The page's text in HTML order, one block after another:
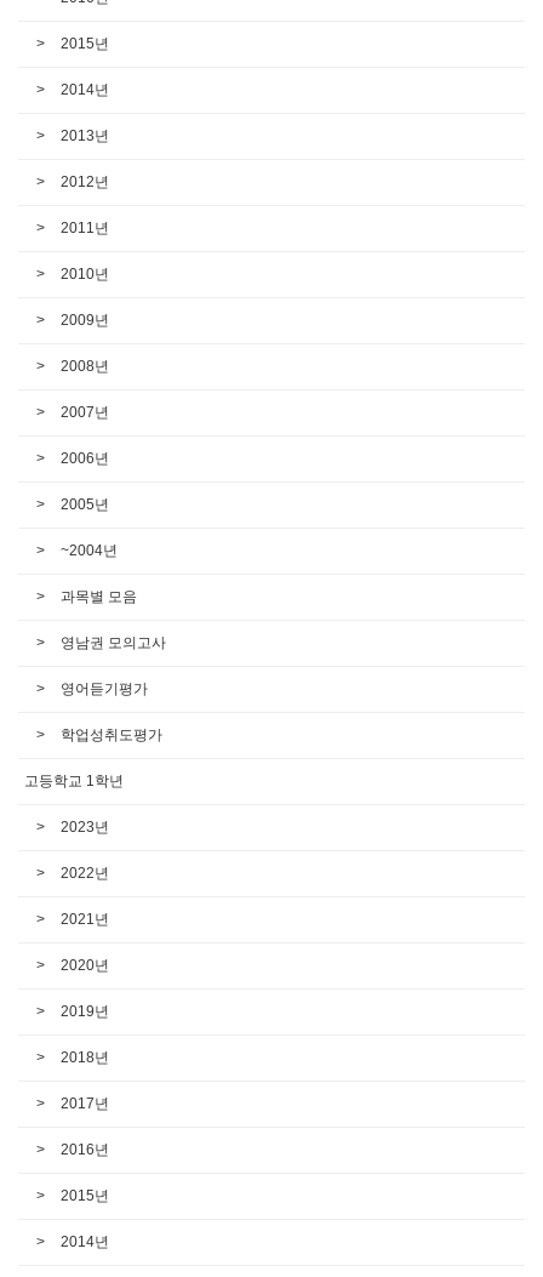
2015년
2014년
2013년
2012년
2011년
2010년
2009년
2008년
2007년
2006년
2005년
~2004년
과목별 모음
영남권 모의고사
영어듣기평가
학업성취도평가
고등학교 1학년
2023년
2022년
2021년
2020년
2019년
2018년
2017년
2016년
2015년
2014년